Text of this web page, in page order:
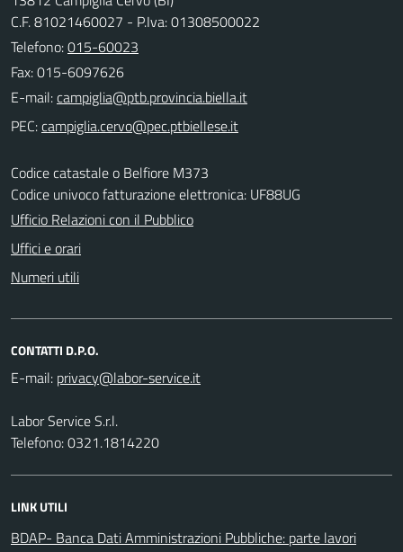
C.F. 81021460027 - P.Iva: 01308500022
Telefono:015-60023
Fax: 015-6097626
E-mail:
PEC:
Codice catastale o Belfiore M373
Codice univoco fatturazione elettronica: UF88UG
Ufficio Relazioni con il Pubblico
Uffici e orari
Numeri utili
CONTATTI D.P.O.
E-mail:
Labor Service S.r.l.
Telefono: 0321.1814220
LINK UTILI
BDAP- Banca Dati Amministrazioni Pubbliche: parte lavori